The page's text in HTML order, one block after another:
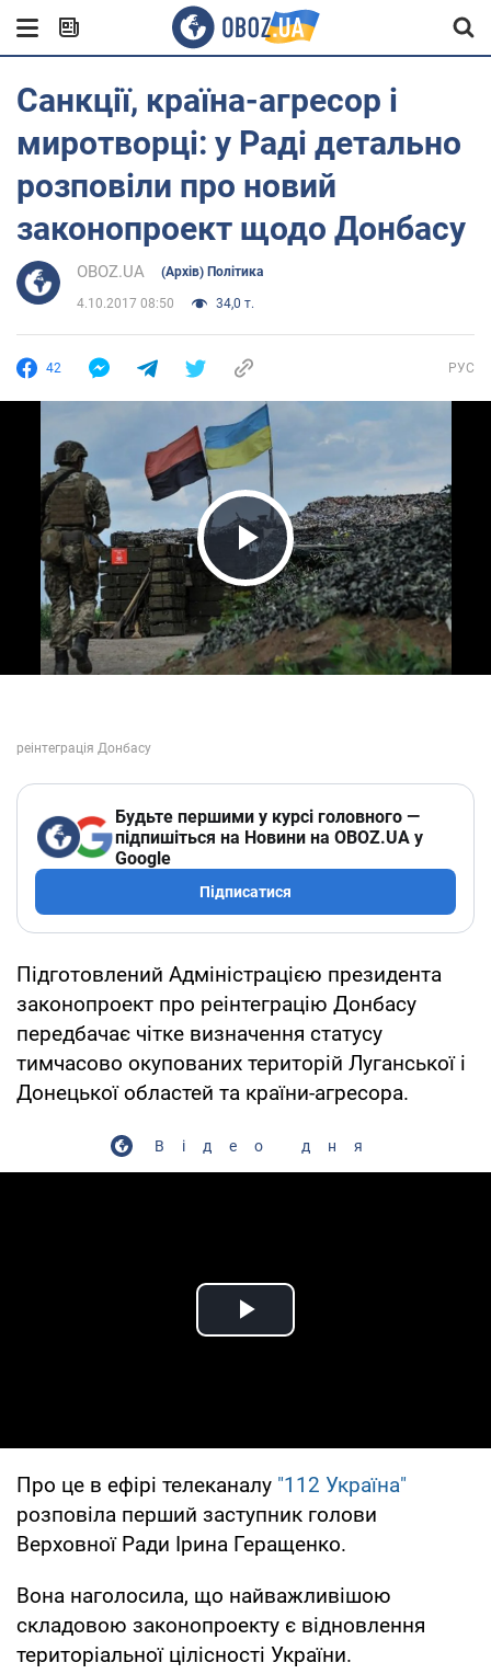
Санкції, країна-агресор і
миротворці: у Раді детально
розповіли про новий
законопроект щодо Донбасу
OBOZ.UA (Архів) Політика
4.10.2017 08:50 34,0 т.
42 РУС
Play Video
Будьте першими у курсі головного —
підпишіться на Новини на OBOZ.UA у
Google
Підписатися
Підготовлений Адміністрацією президента
законопроект про реінтеграцію Донбасу
передбачає чітке визначення статусу
тимчасово окупованих територій Луганської і
Донецької областей та країни-агресора.
Відео дня
Play Video
Про це в ефірі телеканалу "112 Україна"
розповіла перший заступник голови
Верховної Ради Ірина Геращенко.
Вона наголосила, що найважливішою
складовою законопроекту є відновлення
територіальної цілісності України.